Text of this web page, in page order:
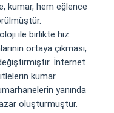
kumar, hem eğlence
ile birlikte hız
ortaya çıkması,
İnternet
kumar
yanında
oluşturmuştur.